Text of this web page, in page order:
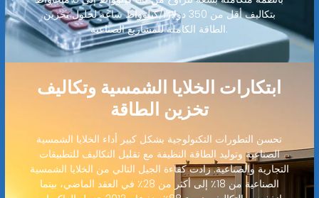
بتكاليف أقل من 350 دولارًا/كيلوواط ساعة لحلول تخزين
الطاقة الكاملة للمشاريع الصناعية.
ابتكارات الخلايا الشمسية وتكاليف
تخزين الطاقة
تحسن التطورات التكنولوجية بشكل كبير أداء الخلايا الشمسية
الصناعية وتوليد الطاقة النظيفة مع تقليل التكاليف للتطبيقات
التجارية والصناعية. زادت كفاءة الجيل التالي من الخلايا الشمسية
الصناعية من 18٪ إلى أكثر من 28٪ في العقد الماضي، بينما